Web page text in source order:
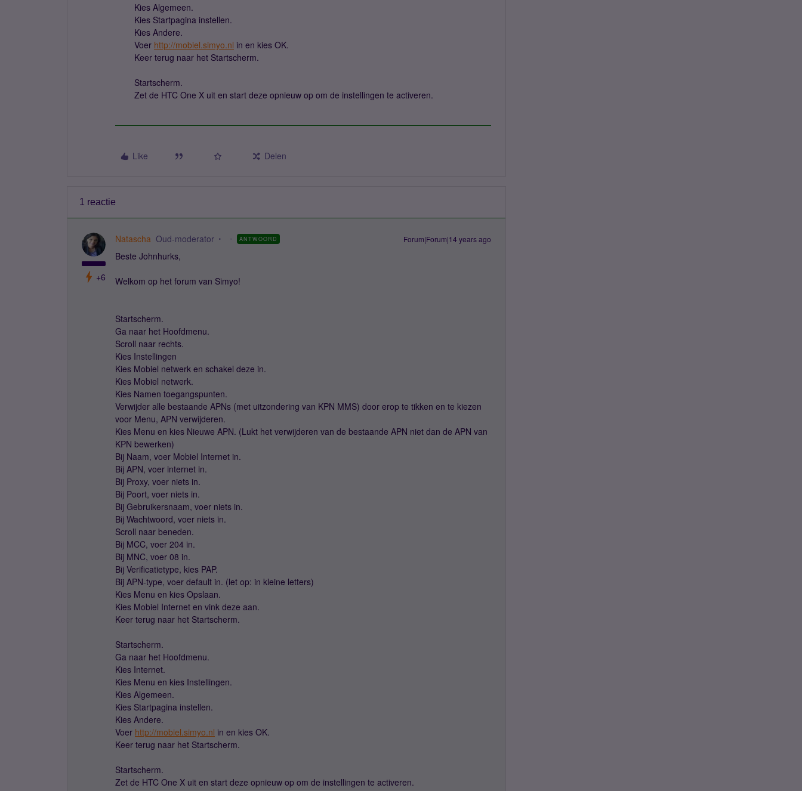
Kies Algemeen.
Kies Startpagina instellen.
Kies Andere.
Voer http://mobiel.simyo.nl in en kies OK.
Keer terug naar het Startscherm.
Startscherm.
Zet de HTC One X uit en start deze opnieuw op om de instellingen te activeren.
Like Delen
1 reactie
+6
Natascha Oud-moderator ANTWOORD Forum|Forum|14 years ago
Beste Johnhurks,
Welkom op het forum van Simyo!
Startscherm.
Ga naar het Hoofdmenu.
Scroll naar rechts.
Kies Instellingen
Kies Mobiel netwerk en schakel deze in.
Kies Mobiel netwerk.
Kies Namen toegangspunten.
Verwijder alle bestaande APNs (met uitzondering van KPN MMS) door erop te tikken en te kiezen
voor Menu, APN verwijderen.
Kies Menu en kies Nieuwe APN. (Lukt het verwijderen van de bestaande APN niet dan de APN van
KPN bewerken)
Bij Naam, voer Mobiel Internet in.
Bij APN, voer internet in.
Bij Proxy, voer niets in.
Bij Poort, voer niets in.
Bij Gebruikersnaam, voer niets in.
Bij Wachtwoord, voer niets in.
Scroll naar beneden.
Bij MCC, voer 204 in.
Bij MNC, voer 08 in.
Bij Verificatietype, kies PAP.
Bij APN-type, voer default in. (let op: in kleine letters)
Kies Menu en kies Opslaan.
Kies Mobiel Internet en vink deze aan.
Keer terug naar het Startscherm.
Startscherm.
Ga naar het Hoofdmenu.
Kies Internet.
Kies Menu en kies Instellingen.
Kies Algemeen.
Kies Startpagina instellen.
Kies Andere.
Voer http://mobiel.simyo.nl in en kies OK.
Keer terug naar het Startscherm.
Startscherm.
Zet de HTC One X uit en start deze opnieuw op om de instellingen te activeren.